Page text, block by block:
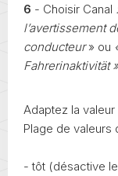
6 - Choisir Canal :
l’avertissement
conducteur» ou
Fahrerinaktivität »
Adaptez la
Plage de valeurs
- tôt (désactive